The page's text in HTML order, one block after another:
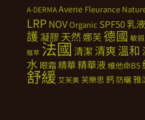
A-DERMAAvene Fleurance
LRP NOVOrganic SPF50乳液
護凝膠 天然娜芙德國 敏
植萃 法國清潔 清爽溫和
水 眼霜 精華精華液 維他命B5
舒緩 艾芙美芙樂思鈣 防曬雅